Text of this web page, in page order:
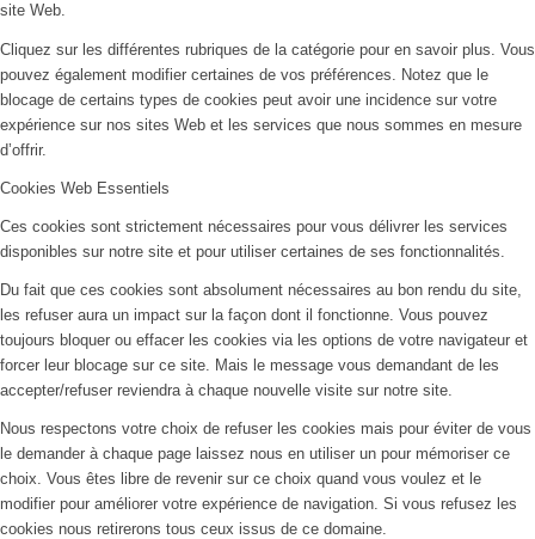
site Web.
Cliquez sur les différentes rubriques de la catégorie pour en savoir plus. Vous
pouvez également modifier certaines de vos préférences. Notez que le
blocage de certains types de cookies peut avoir une incidence sur votre
expérience sur nos sites Web et les services que nous sommes en mesure
d’offrir.
Cookies Web Essentiels
Ces cookies sont strictement nécessaires pour vous délivrer les services
disponibles sur notre site et pour utiliser certaines de ses fonctionnalités.
Du fait que ces cookies sont absolument nécessaires au bon rendu du site,
les refuser aura un impact sur la façon dont il fonctionne. Vous pouvez
toujours bloquer ou effacer les cookies via les options de votre navigateur et
forcer leur blocage sur ce site. Mais le message vous demandant de les
accepter/refuser reviendra à chaque nouvelle visite sur notre site.
Nous respectons votre choix de refuser les cookies mais pour éviter de vous
le demander à chaque page laissez nous en utiliser un pour mémoriser ce
choix. Vous êtes libre de revenir sur ce choix quand vous voulez et le
modifier pour améliorer votre expérience de navigation. Si vous refusez les
cookies nous retirerons tous ceux issus de ce domaine.